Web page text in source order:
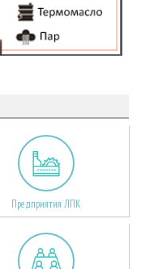
Предприятия ЛПК